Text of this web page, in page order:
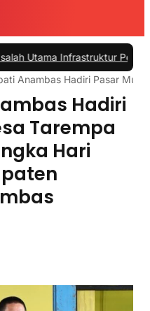
Infrastruktur Pengisian Daya
Anambas Hadiri Pasar
Hadiri
Tarempa
Hari